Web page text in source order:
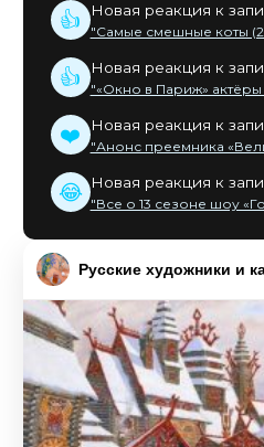
👍 Новая реакция к
"Самые смешные коты
👍 Новая реакция к
"«Окно в Париж» актёры
❤️ Новая реакция к
"Анонс преемника
😂 Новая реакция к
"Все о 13 сезоне шоу
Русские художники и